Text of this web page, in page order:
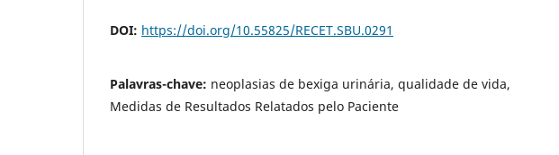
DOI: https://doi.org/10.55825/RECET.SBU.0291
Palavras-chave: neoplasias de bexiga urinária, qualidade de vida,
Medidas de Resultados Relatados pelo Paciente